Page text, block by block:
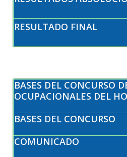
RESULTADO FINAL
BASES DEL CONCURSO
OCUPACIONALES DEL
BASES DEL CONCURSO
COMUNICADO